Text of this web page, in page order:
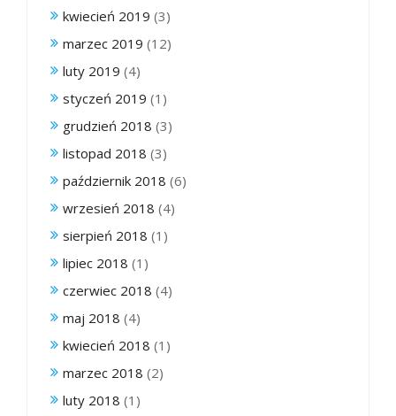
kwiecień 2019 (3)
marzec 2019 (12)
luty 2019 (4)
styczeń 2019 (1)
grudzień 2018 (3)
listopad 2018 (3)
październik 2018 (6)
wrzesień 2018 (4)
sierpień 2018 (1)
lipiec 2018 (1)
czerwiec 2018 (4)
maj 2018 (4)
kwiecień 2018 (1)
marzec 2018 (2)
luty 2018 (1)